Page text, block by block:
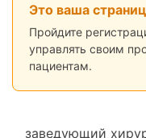
Это ваша
Пройдите
управлять своим
пациентам.
заведующий